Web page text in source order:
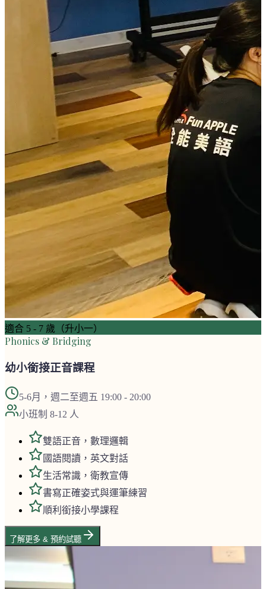
適合 5 - 7 歲（升小一）
Phonics & Bridging
幼小銜接正音課程
5-6月，週二至週五 19:00 - 20:00
小班制 8-12 人
雙語正音，數理邏輯
國語閱讀，英文對話
生活常識，衛教宣傳
書寫正確姿式與運筆練習
順利銜接小學課程
了解更多 & 預約試聽